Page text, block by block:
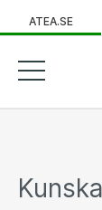
ATEA.SE